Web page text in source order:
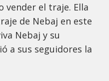
vender el traje. Ella
de Nebaj en este
Nebaj y su
a sus seguidores la